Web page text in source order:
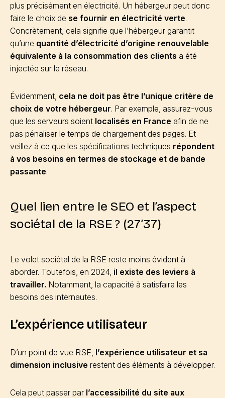
plus précisément en électricité. Un hébergeur peut donc
faire le choix de se fournir en électricité verte.
Concrètement, cela signifie que l’hébergeur garantit
qu’une quantité d’électricité d’origine renouvelable
équivalente à la consommation des clients a été
injectée sur le réseau.
Évidemment, cela ne doit pas être l’unique critère de
choix de votre hébergeur. Par exemple, assurez-vous
que les serveurs soient localisés en France afin de ne
pas pénaliser le temps de chargement des pages. Et
veillez à ce que les spécifications techniques répondent
à vos besoins en termes de stockage et de bande
passante.
Quel lien entre le SEO et l’aspect
sociétal de la RSE ? (27’37)
Le volet sociétal de la RSE reste moins évident à
aborder. Toutefois, en 2024, il existe des leviers à
travailler. Notamment, la capacité à satisfaire les
besoins des internautes.
L’expérience utilisateur
D’un point de vue RSE, l’expérience utilisateur et sa
dimension inclusive restent des éléments à développer.
Cela peut passer par l’accessibilité du site aux